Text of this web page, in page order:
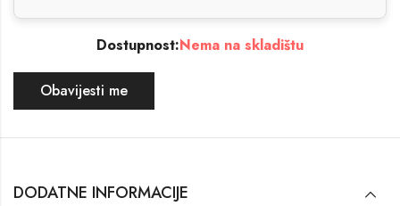
Dostupnost:Nema na skladištu
Obavijesti me
DODATNE INFORMACIJE